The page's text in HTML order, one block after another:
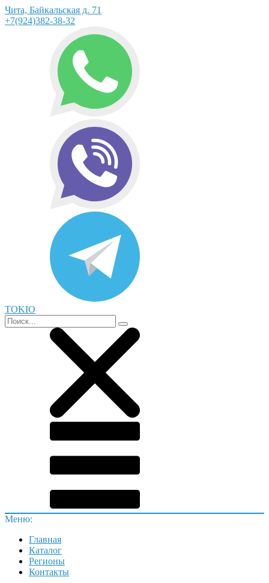
Чита, Байкальская д. 71
+7(924)382-38-32
TOKIO
Меню:
Главная
Каталог
Регионы
Контакты